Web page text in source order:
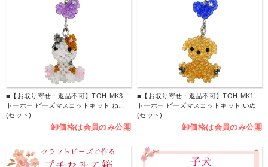
■【お取り寄せ・返品不可】TOH-MK3
トーホー ビーズマスコットキット ねこ
(セット)
卸価格は会員のみ公開
■【お取り寄せ・返品不可】TOH-MK1
トーホー ビーズマスコットキット いぬ
(セット)
卸価格は会員のみ公開